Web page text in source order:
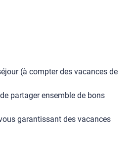
(à compter des vacances de
partager ensemble de bons
garantissant des vacances